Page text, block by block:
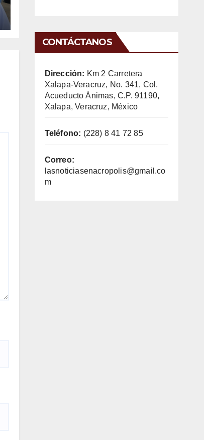
CONTÁCTANOS
Dirección: Km 2 Carretera
Xalapa-Veracruz, No. 341, Col.
Acueducto Ánimas, C.P. 91190,
Xalapa, Veracruz, México
Teléfono: (228) 8 41 72 85
Correo:
lasnoticiasenacropolis@gmail.co
m